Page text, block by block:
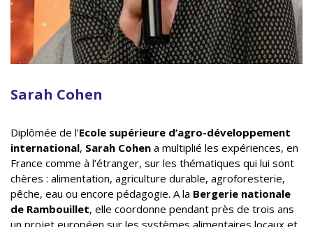
Sarah Cohen
Diplômée de l’Ecole supérieure d’agro-développement
international, Sarah Cohen a multiplié les expériences, en
France comme à l’étranger, sur les thématiques qui lui sont
chères : alimentation, agriculture durable, agroforesterie,
pêche, eau ou encore pédagogie. A la Bergerie nationale
de Rambouillet, elle coordonne pendant près de trois ans